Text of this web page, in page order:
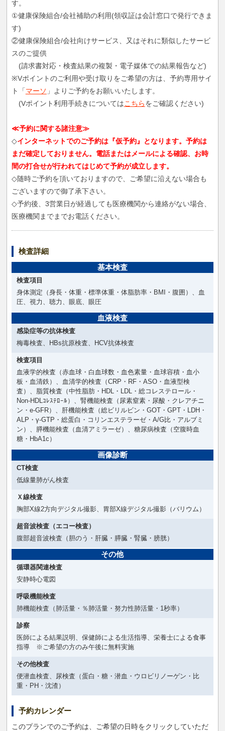
す。
①健康保険組合/会社補助の利用(領収証は会計窓口で発行できま
す)
②健康保険組合/会社向けサービス、又はそれに類似したサービ
スのご提供
(請求書対応・検査結果の複製・電子媒体での結果報告など)
※Vポイントのご利用や受け取りをご希望の方は、予約専用サイ
ト「マーソ 」よりご予約をお願いいたします。
(Vポイント利用手続きについてはこちらをご確認ください)
≪予約に関する諸注意≫
◇インターネットでのご予約は『仮予約』となります。予約は
まだ確定しておりません。電話またはメールによる確認、お時
間の打合せが行われてはじめて予約が成立します。
◇随時ご予約を頂いておりますので、ご希望に沿えない場合も
ございますので御了承下さい。
◇予約後、3営業日が経過しても医療機関から連絡がない場合、
医療機関までまでお電話ください。
検査詳細
基本検査
検査項目
身体測定（身長・体重・標準体重・体脂肪率・BMI・腹囲）、血
圧、視力、聴力、眼底、眼圧
血液検査
感染症等の抗体検査
梅毒検査、HBs抗原検査、HCV抗体検査
検査項目
血液学的検査（赤血球・白血球数・血色素量・血球容積・血小
板・血清鉄）、血清学的検査（CRP・RF・ASO・血液型検
査）、脂質検査（中性脂肪・HDL・LDL・総コレステロール・
Non-HDLｺﾚｽﾃﾛｰﾙ）、腎機能検査（尿素窒素・尿酸・クレアチニ
ン・e-GFR）、肝機能検査（総ビリルビン・GOT・GPT・LDH・
ALP・γ-GTP・総蛋白・コリンエステラーゼ・A/G比・アルブミ
ン）、膵機能検査（血清アミラーゼ）、糖尿病検査（空腹時血
糖・HbA1c）
画像診断
CT検査
低線量肺がん検査
Ｘ線検査
胸部X線2方向デジタル撮影、胃部X線デジタル撮影（バリウム）
超音波検査（エコー検査）
腹部超音波検査（胆のう・肝臓・膵臓・腎臓・膀胱）
その他
循環器関連検査
安静時心電図
呼吸機能検査
肺機能検査（肺活量・％肺活量・努力性肺活量・1秒率）
診察
医師による結果説明、保健師による生活指導、栄養士による食事
指導 ※ご希望の方のみ午後に無料実施
その他検査
便潜血検査、尿検査（蛋白・糖・潜血・ウロビリノーゲン・比
重・PH・沈渣）
予約カレンダー
このプランでのご予約は、ご希望の日時をクリックしていただ